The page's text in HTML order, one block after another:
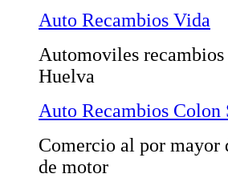
Auto Recambios Vida
Automoviles
Huelva
Auto Recambios Colon
Comercio al por mayor
de motor